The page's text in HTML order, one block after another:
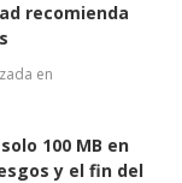
recomienda
en
100 MB en
y el fin del